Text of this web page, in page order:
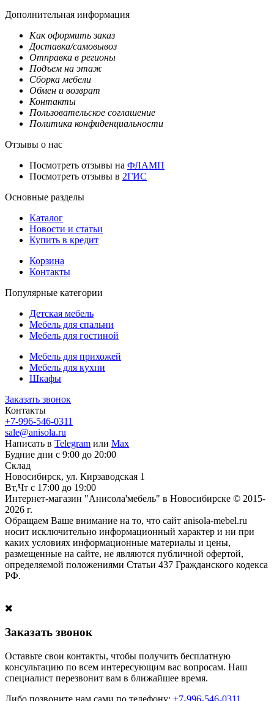
Дополнительная информация
Как оформить заказ
Доставка/самовывоз
Отправка в регионы
Подъем на этаж
Сборка мебели
Обмен и возврат
Контакты
Пользовательское соглашение
Политика конфиденциальности
Отзывы о нас
Посмотреть отзывы на ФЛАМП
Посмотреть отзывы в 2ГИС
Основные разделы
Каталог
Новости и статьи
Купить в кредит
Корзина
Контакты
Популярные категории
Детская мебель
Мебель для спальни
Мебель для гостиной
Мебель для прихожей
Мебель для кухни
Шкафы
Заказать звонок
Контакты
+7-996-546-0311
sale@anisola.ru
Написать в Telegram или Max
Будние дни с 9:00 до 20:00
Склад
Новосибирск, ул. Кирзаводская 1
Вт,Чт с 17:00 до 19:00
Интернет-магазин "Анисола'мебель" в Новосибирске © 2015-
2026 г.
Обращаем Ваше внимание на то, что сайт anisola-mebel.ru
носит исключительно информационный характер и ни при
каких условиях информационные материалы и цены,
размещенные на сайте, не являются публичной офертой,
определяемой положениями Статьи 437 Гражданского кодекса
РФ.
Заказать звонок
Оставьте свои контакты, чтобы получить бесплатную
консультацию по всем интересующим вас вопросам. Наш
специалист перезвонит вам в ближайшее время.
Либо позвоните нам сами по телефону: +7-996-546-0311